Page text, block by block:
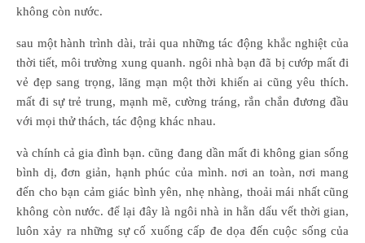
không còn nước.
sau một hành trình dài, trải qua những tác động khắc nghiệt của
thời tiết, môi trường xung quanh. ngôi nhà bạn đã bị cướp mất đi
vẻ đẹp sang trọng, lãng mạn một thời khiến ai cũng yêu thích.
mất đi sự trẻ trung, mạnh mẽ, cường tráng, rắn chắn đương đầu
với mọi thử thách, tác động khác nhau.
và chính cả gia đình bạn. cũng đang dần mất đi không gian sống
bình dị, đơn giản, hạnh phúc của mình. nơi an toàn, nơi mang
đến cho bạn cảm giác bình yên, nhẹ nhàng, thoải mái nhất cũng
không còn nước. để lại đây là ngôi nhà in hằn dấu vết thời gian,
luôn xảy ra những sự cố xuống cấp đe dọa đến cuộc sống của